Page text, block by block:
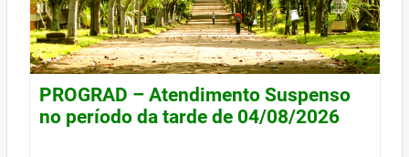
PROGRAD – Atendimento Suspenso
no período da tarde de 04/08/2026